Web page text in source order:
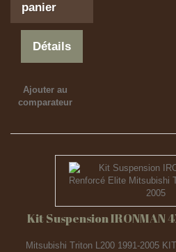
panier
Détails
Ajouter au
comparateur
Kit Suspension IRONMAN
Mitsubishi Triton L200 1991-2005